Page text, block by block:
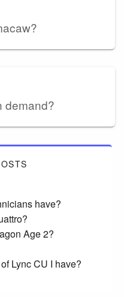
demand?
have?
Age 2?
Lync CU I have?